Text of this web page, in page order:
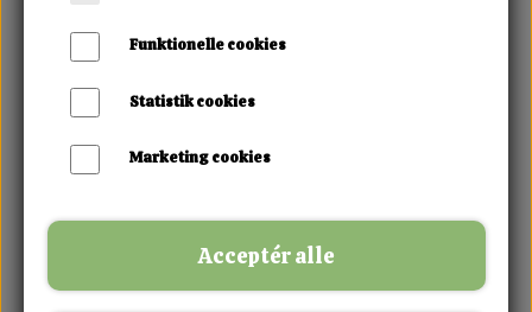
Funktionelle cookies
Statistik cookies
Marketing cookies
Acceptér alle